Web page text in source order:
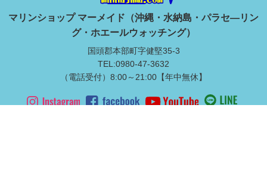
マリンショップ マーメイド（沖縄・水納島・パラセ―リン
グ・ホエールウォッチング）
国頭郡本部町字健堅35-3
TEL:0980-47-3632
（電話受付）8:00～21:00【年中無休】